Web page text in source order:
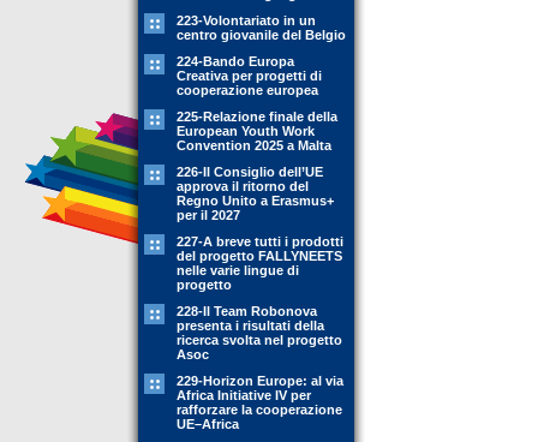
223-Volontariato in un
centro giovanile del Belgio
224-Bando Europa
Creativa per progetti di
cooperazione europea
225-Relazione finale della
European Youth Work
Convention 2025 a Malta
226-Il Consiglio dell’UE
approva il ritorno del
Regno Unito a Erasmus+
per il 2027
227-A breve tutti i prodotti
del progetto FALLYNEETS
nelle varie lingue di
progetto
228-Il Team Robonova
presenta i risultati della
ricerca svolta nel progetto
Asoc
229-Horizon Europe: al via
Africa Initiative IV per
rafforzare la cooperazione
UE–Africa